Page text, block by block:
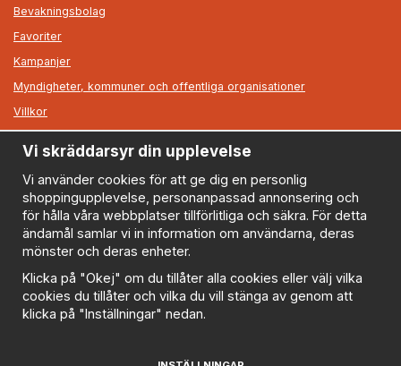
Bevakningsbolag
Favoriter
Kampanjer
Myndigheter, kommuner och offentliga organisationer
Villkor
Information
Om oss
Nyheter
Nyhetsbrev
Logga in
Om cookies
Cookie inställningar
Policy
Vi skräddarsyr din upplevelse
Vi använder cookies för att ge dig en personlig
shoppingupplevelse, personanpassad annonsering och
för hålla våra webbplatser tillförlitliga och säkra. För detta
ändamål samlar vi in information om användarna, deras
mönster och deras enheter.
Klicka på "Okej" om du tillåter alla cookies eller välj vilka
cookies du tillåter och vilka du vill stänga av genom att
klicka på "Inställningar" nedan.